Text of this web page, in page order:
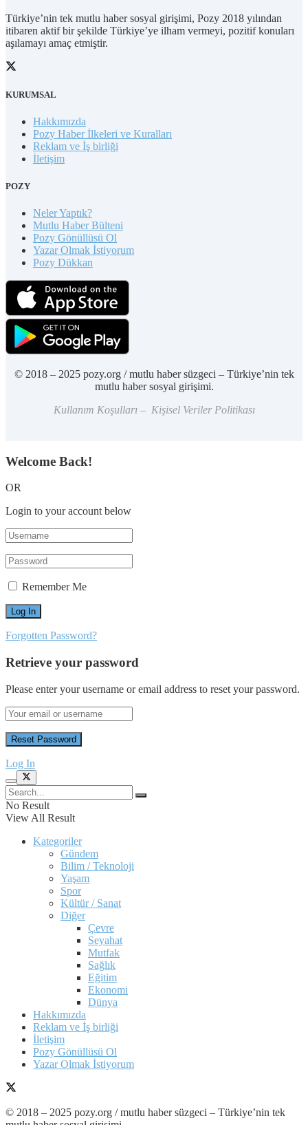
Türkiye’nin tek mutlu haber sosyal girişimi, Pozy 2018 yılından
itibaren aktif bir şekilde Türkiye’ye ilham vermeyi, pozitif konuları
aşılamayı amaç etmiştir.
KURUMSAL
Hakkımızda
Pozy Haber İlkeleri ve Kuralları
Reklam ve İş birliği
İletişim
POZY
Neler Yaptık?
Mutlu Haber Bülteni
Pozy Gönüllüsü Ol
Yazar Olmak İstiyorum
Pozy Dükkan
© 2018 – 2025 pozy.org / mutlu haber süzgeci – Türkiye’nin tek
mutlu haber sosyal girişimi.
Kullanım Koşulları – Kişisel Veriler Politikası
Welcome Back!
OR
Login to your account below
Remember Me
Forgotten Password?
Retrieve your password
Please enter your username or email address to reset your password.
Log In
No Result
View All Result
Kategoriler
Gündem
Bilim / Teknoloji
Yaşam
Spor
Kültür / Sanat
Diğer
Çevre
Seyahat
Mutfak
Sağlık
Eğitim
Ekonomi
Dünya
Hakkımızda
Reklam ve İş birliği
İletişim
Pozy Gönüllüsü Ol
Yazar Olmak İstiyorum
© 2018 – 2025 pozy.org / mutlu haber süzgeci – Türkiye’nin tek